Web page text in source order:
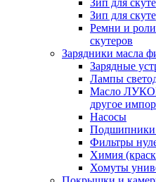
Зип для
Зип для
Ремни и
скутеров
Зарядники масла
Зарядные
Лампы
Масло
другое
Насосы
Фильтры
Химия
Хомуты